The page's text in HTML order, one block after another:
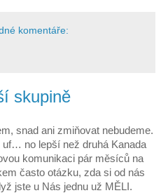
komentáře:
skupině
snad ani zmiňovat nebudeme.
no lepší než druhá Kanada
komunikaci pár měsíců na
často otázku, zda si od nás
jste u Nás jednu už MĚLI.